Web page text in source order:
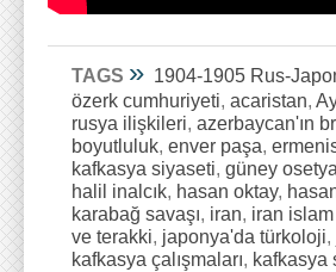
TAGS » 1904-1905 Rus-
özerk cumhuriyeti, acaristan,
rusya ilişkileri, azerbaycan'ın
boyutluluk, enver paşa,
kafkasya siyaseti, güney osetya
halil inalcık, hasan oktay,
karabağ savaşı, iran, iran
ve terakki, japonya'da türkoloji,
kafkasya çalışmaları, kafkasya